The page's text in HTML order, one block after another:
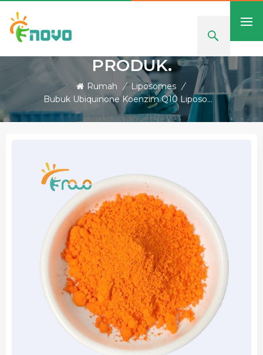
PRODUK.
Rumah / Liposomes /
Bubuk Ubiquinone Koenzim Q10 Liposomal